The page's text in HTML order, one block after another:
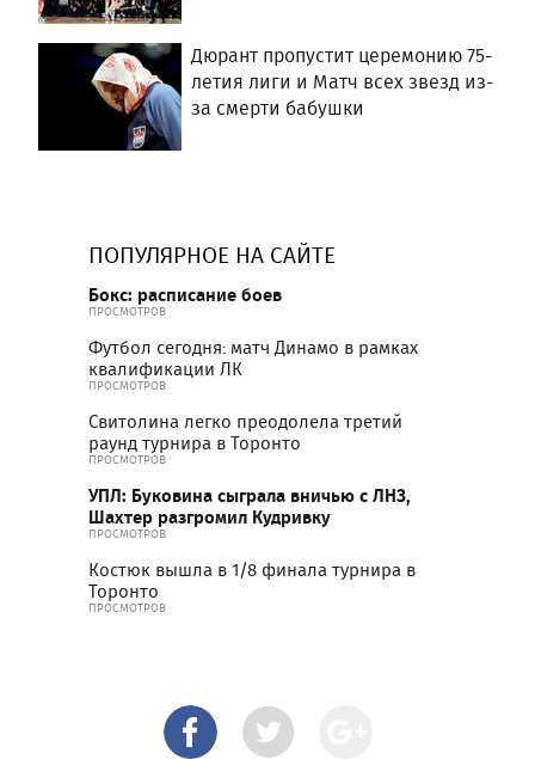
Дюрант пропустит церемонию 75-
летия лиги и Матч всех звезд из-
за смерти бабушки
ПОПУЛЯРНОЕ НА САЙТЕ
Бокс: расписание боев
ПРОСМОТРОВ
Футбол сегодня: матч Динамо в рамках
квалификации ЛК
ПРОСМОТРОВ
Свитолина легко преодолела третий
раунд турнира в Торонто
ПРОСМОТРОВ
УПЛ: Буковина сыграла вничью с ЛНЗ,
Шахтер разгромил Кудривку
ПРОСМОТРОВ
Костюк вышла в 1/8 финала турнира в
Торонто
ПРОСМОТРОВ